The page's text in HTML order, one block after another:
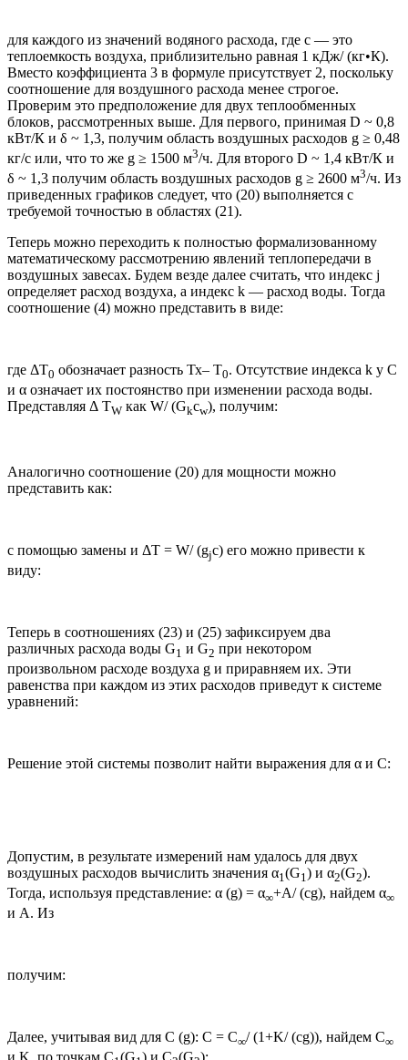
для каждого из значений водяного расхода, где с — это
теплоемкость воздуха, приблизительно равная 1 кДж/ (кг•К).
Вместо коэффициента 3 в формуле присутствует 2, поскольку
соотношение для воздушного расхода менее строгое.
Проверим это предположение для двух теплообменных
блоков, рассмотренных выше. Для первого, принимая D ~ 0,8
кВт/К и δ ~ 1,3, получим область воздушных расходов g ≥ 0,48
кг/с или, что то же g ≥ 1500 м3/ч. Для второго D ~ 1,4 кВт/К и
δ ~ 1,3 получим область воздушных расходов g ≥ 2600 м3/ч. Из
приведенных графиков следует, что (20) выполняется с
требуемой точностью в областях (21).
Теперь можно переходить к полностью формализованному
математическому рассмотрению явлений теплопередачи в
воздушных завесах. Будем везде далее считать, что индекс j
определяет расход воздуха, а индекс k — расход воды. Тогда
соотношение (4) можно представить в виде:
где ΔT0 обозначает разность Тх– Т0. Отсутствие индекса k у С
и α означает их постоянство при изменении расхода воды.
Представляя Δ ТW как W/ (Gkcw), получим:
Аналогично соотношение (20) для мощности можно
представить как:
с помощью замены и ΔT = W/ (gjc) его можно привести к
виду:
Теперь в соотношениях (23) и (25) зафиксируем два
различных расхода воды G1 и G2 при некотором
произвольном расходе воздуха g и приравняем их. Эти
равенства при каждом из этих расходов приведут к системе
уравнений:
Решение этой системы позволит найти выражения для α и С:
Допустим, в результате измерений нам удалось для двух
воздушных расходов вычислить значения α1(G1) и α2(G2).
Тогда, используя представление: α (g) = α∞+A/ (cg), найдем α∞
и A. Из
получим:
Далее, учитывая вид для С (g): С = С∞/ (1+K/ (cg)), найдем С∞